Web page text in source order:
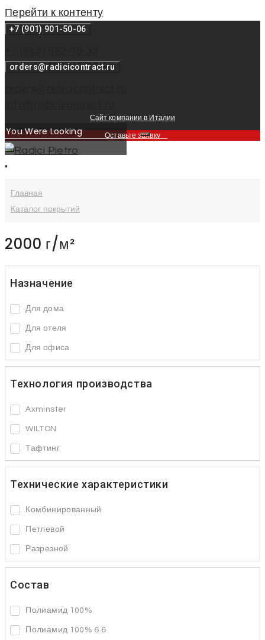
Перейти к контенту
+7 (901) 901-50-06
orders@radicicontract.ru
Сайт компании в Италии
Оставьте заявку
Главная
Каталог покрытий
2000 г/м²
Назначение
Для дома
Для отеля
Для офиса
Технология производства
Axminster
WILTON
Тафтинг
Технические характеристики
Комбинированный
Петлевой
Разрезной
Состав
Полиамид 100%
Полиамид 100% 6.6